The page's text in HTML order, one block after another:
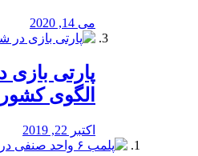
می 14, 2020
پارتی
الگوی
اکتبر 22, 2019